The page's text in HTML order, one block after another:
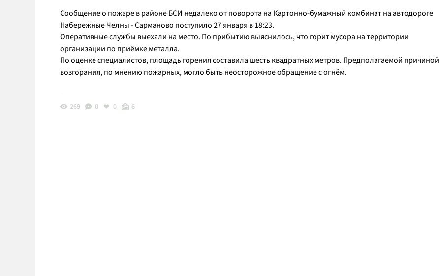
Сообщение о пожаре в районе БСИ недалеко от поворота на Картонно-бумажный комбинат на автодороге
Набережные Челны - Сарманово поступило 27 января в 18:23.
Оперативные службы выехали на место. По прибытию выяснилось, что горит мусора на территории
организации по приёмке металла.
По оценке специалистов, площадь горения составила шесть квадратных метров. Предполагаемой причиной
возгорания, по мнению пожарных, могло быть неосторожное обращение с огнём.
269 0 0 6